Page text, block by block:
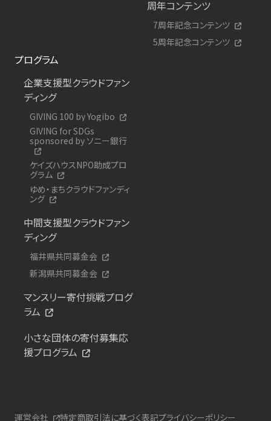
周年コンテンツ
7周年記念コンテンツ
5周年記念コンテンツ
プログラム
企業支援型クラウドファン
ディング
GIVING 100 by Yogibo
GIVING for SDGs
sponsored by ソニー銀行
ケイズハウスNPO助成プロ
グラム
ゆめ・まちクラウドファンディ
ング
中間支援型クラウドファン
ディング
福井県共同募金会
新潟県共同募金会
マンスリー寄付挑戦プログ
ラム
小さな団体の寄付募集応
援プログラム
運営会社 特定商取引法に基づく表記プライバシーポリシー